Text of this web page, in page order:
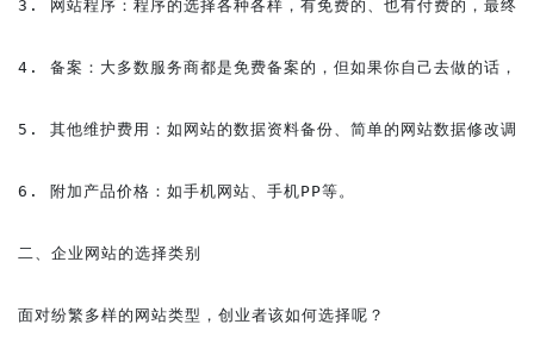
3. 网站程序：程序的选择各种各样，有免费的、也有付费的，最终
4. 备案：大多数服务商都是免费备案的，但如果你自己去做的话，
5. 其他维护费用：如网站的数据资料备份、简单的网站数据修改调
6. 附加产品价格：如手机网站、手机PP等。
二、企业网站的选择类别
面对纷繁多样的网站类型，创业者该如何选择呢？